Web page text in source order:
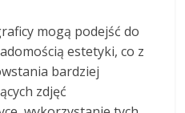
mogą podejść do
estetyki, co z
bardziej
zdjęć